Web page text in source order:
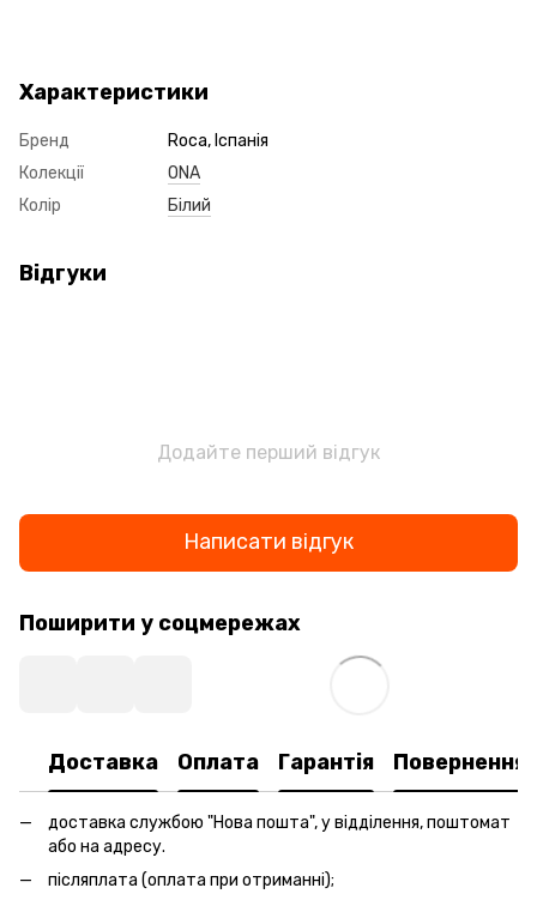
Характеристики
Бренд
Roca, Іспанія
Колекції
ONA
Колір
Білий
Відгуки
Додайте перший відгук
Написати відгук
Поширити у соцмережах
Доставка Оплата Гарантія Повернення
доставка службою "Нова пошта", у відділення, поштомат
або на адресу.
післяплата (оплата при отриманні);